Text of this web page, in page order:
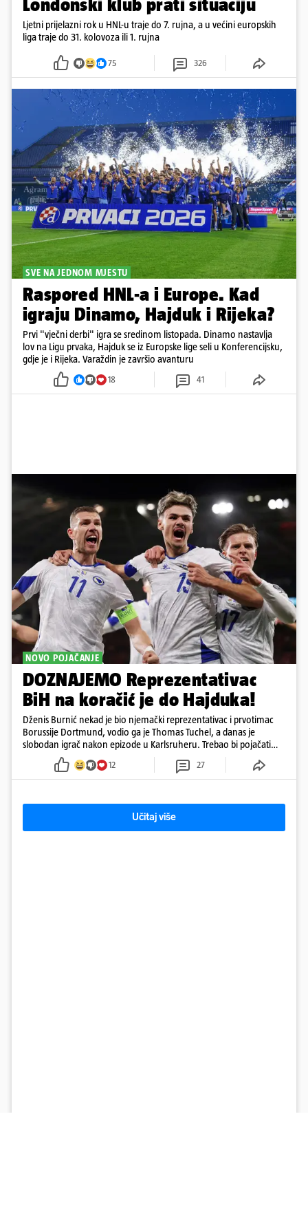
Londonski klub prati situaciju
Ljetni prijelazni rok u HNL-u traje do 7. rujna, a u većini europskih
liga traje do 31. kolovoza ili 1. rujna
75 326
SVE NA JEDNOM MJESTU
Raspored HNL-a i Europe. Kad
igraju Dinamo, Hajduk i Rijeka?
Prvi "vječni derbi" igra se sredinom listopada. Dinamo nastavlja
lov na Ligu prvaka, Hajduk se iz Europske lige seli u Konferencijsku,
gdje je i Rijeka. Varaždin je završio avanturu
18 41
NOVO POJAČANJE
DOZNAJEMO Reprezentativac
BiH na koračić je do Hajduka!
Dženis Burnić nekad je bio njemački reprezentativac i prvotimac
Borussije Dortmund, vodio ga je Thomas Tuchel, a danas je
slobodan igrač nakon epizode u Karlsruheru. Trebao bi pojačati
konkurenciju u veznom redu
12 27
Učitaj više